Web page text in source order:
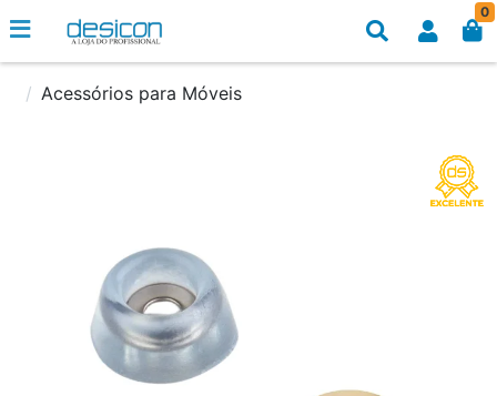
0
Acessórios para Móveis